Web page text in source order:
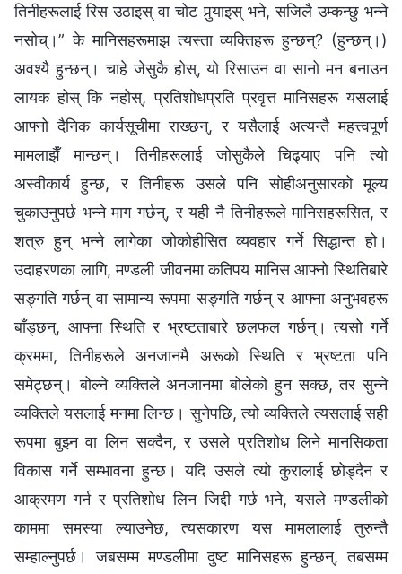
तिनीहरूलाई रिस उठाइस् वा चोट पुर्‍याइस् भने, सजिलै उम्कन्छु भन्‍ने
नसोच्।” के मानिसहरूमाझ त्यस्ता व्यक्तिहरू हुन्छन्? (हुन्छन्।)
अवश्यै हुन्छन्। चाहे जेसुकै होस्, यो रिसाउन वा सानो मन बनाउन
लायक होस् कि नहोस्, प्रतिशोधप्रति प्रवृत्त मानिसहरू यसलाई
आफ्नो दैनिक कार्यसूचीमा राख्छन्, र यसैलाई अत्यन्तै महत्त्वपूर्ण
मामलाझैँ मान्छन्। तिनीहरूलाई जोसुकैले चिढ्याए पनि त्यो
अस्वीकार्य हुन्छ, र तिनीहरू उसले पनि सोहीअनुसारको मूल्य
चुकाउनुपर्छ भन्‍ने माग गर्छन्, र यही नै तिनीहरूले मानिसहरूसित, र
शत्रु हुन् भन्‍ने लागेका जोकोहीसित व्यवहार गर्ने सिद्धान्त हो।
उदाहरणका लागि, मण्डली जीवनमा कतिपय मानिस आफ्नो स्थितिबारे
सङ्गति गर्छन् वा सामान्य रूपमा सङ्गति गर्छन् र आफ्ना अनुभवहरू
बाँड्छन्, आफ्ना स्थिति र भ्रष्टताबारे छलफल गर्छन्। त्यसो गर्ने
क्रममा, तिनीहरूले अनजानमै अरूको स्थिति र भ्रष्टता पनि
समेट्छन्। बोल्ने व्यक्तिले अनजानमा बोलेको हुन सक्छ, तर सुन्‍ने
व्यक्तिले यसलाई मनमा लिन्छ। सुनेपछि, त्यो व्यक्तिले त्यसलाई सही
रूपमा बुझ्न वा लिन सक्दैन, र उसले प्रतिशोध लिने मानसिकता
विकास गर्ने सम्भावना हुन्छ। यदि उसले त्यो कुरालाई छोड्दैन र
आक्रमण गर्न र प्रतिशोध लिन जिद्दी गर्छ भने, यसले मण्डलीको
काममा समस्या ल्याउनेछ, त्यसकारण यस मामलालाई तुरुन्तै
सम्हाल्नुपर्छ। जबसम्‍म मण्डलीमा दुष्ट मानिसहरू हुन्छन्, तबसम्‍म